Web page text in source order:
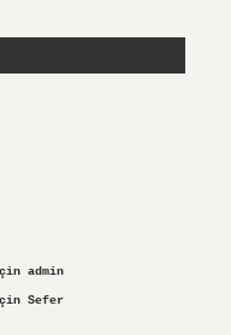
admin
Sefer